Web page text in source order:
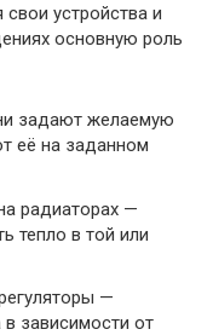
устройства и
основную роль
задают желаемую
её на заданном
радиаторах —
тепло в той или
—
зависимости от